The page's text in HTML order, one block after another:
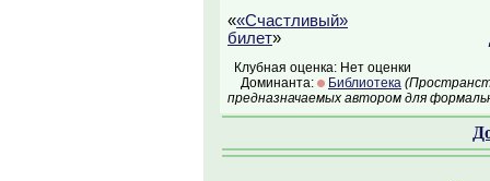
««Счастливый»
билет»
Клубная оценка: Нет оценки
Доминанта:
Библиотека
предназначаемых автором для